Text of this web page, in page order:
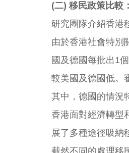
(二) 移民政策比較
研究團隊介紹香港
由於香港社會特別
國及德國每批出1
較美國及德國低。
其中，德國的情況
香港面對經濟轉型
展了多種途徑吸納